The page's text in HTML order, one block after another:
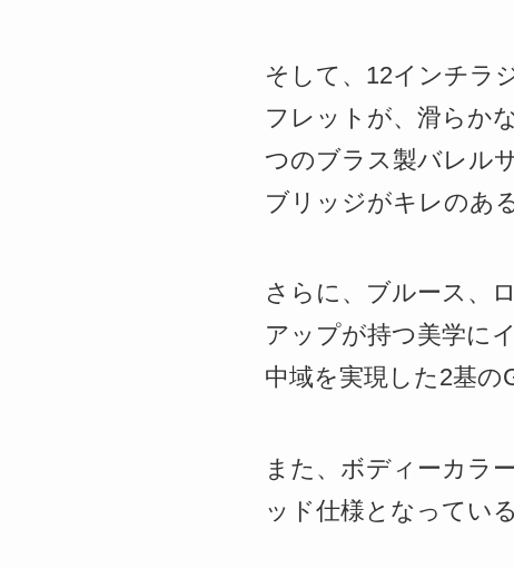
そして、12インチラ
フレットが、滑らか
つのブラス製バレル
ブリッジがキレのあ
さらに、ブルース、
アップが持つ美学に
中域を実現した2基の
また、ボディーカラ
ッド仕様となってい